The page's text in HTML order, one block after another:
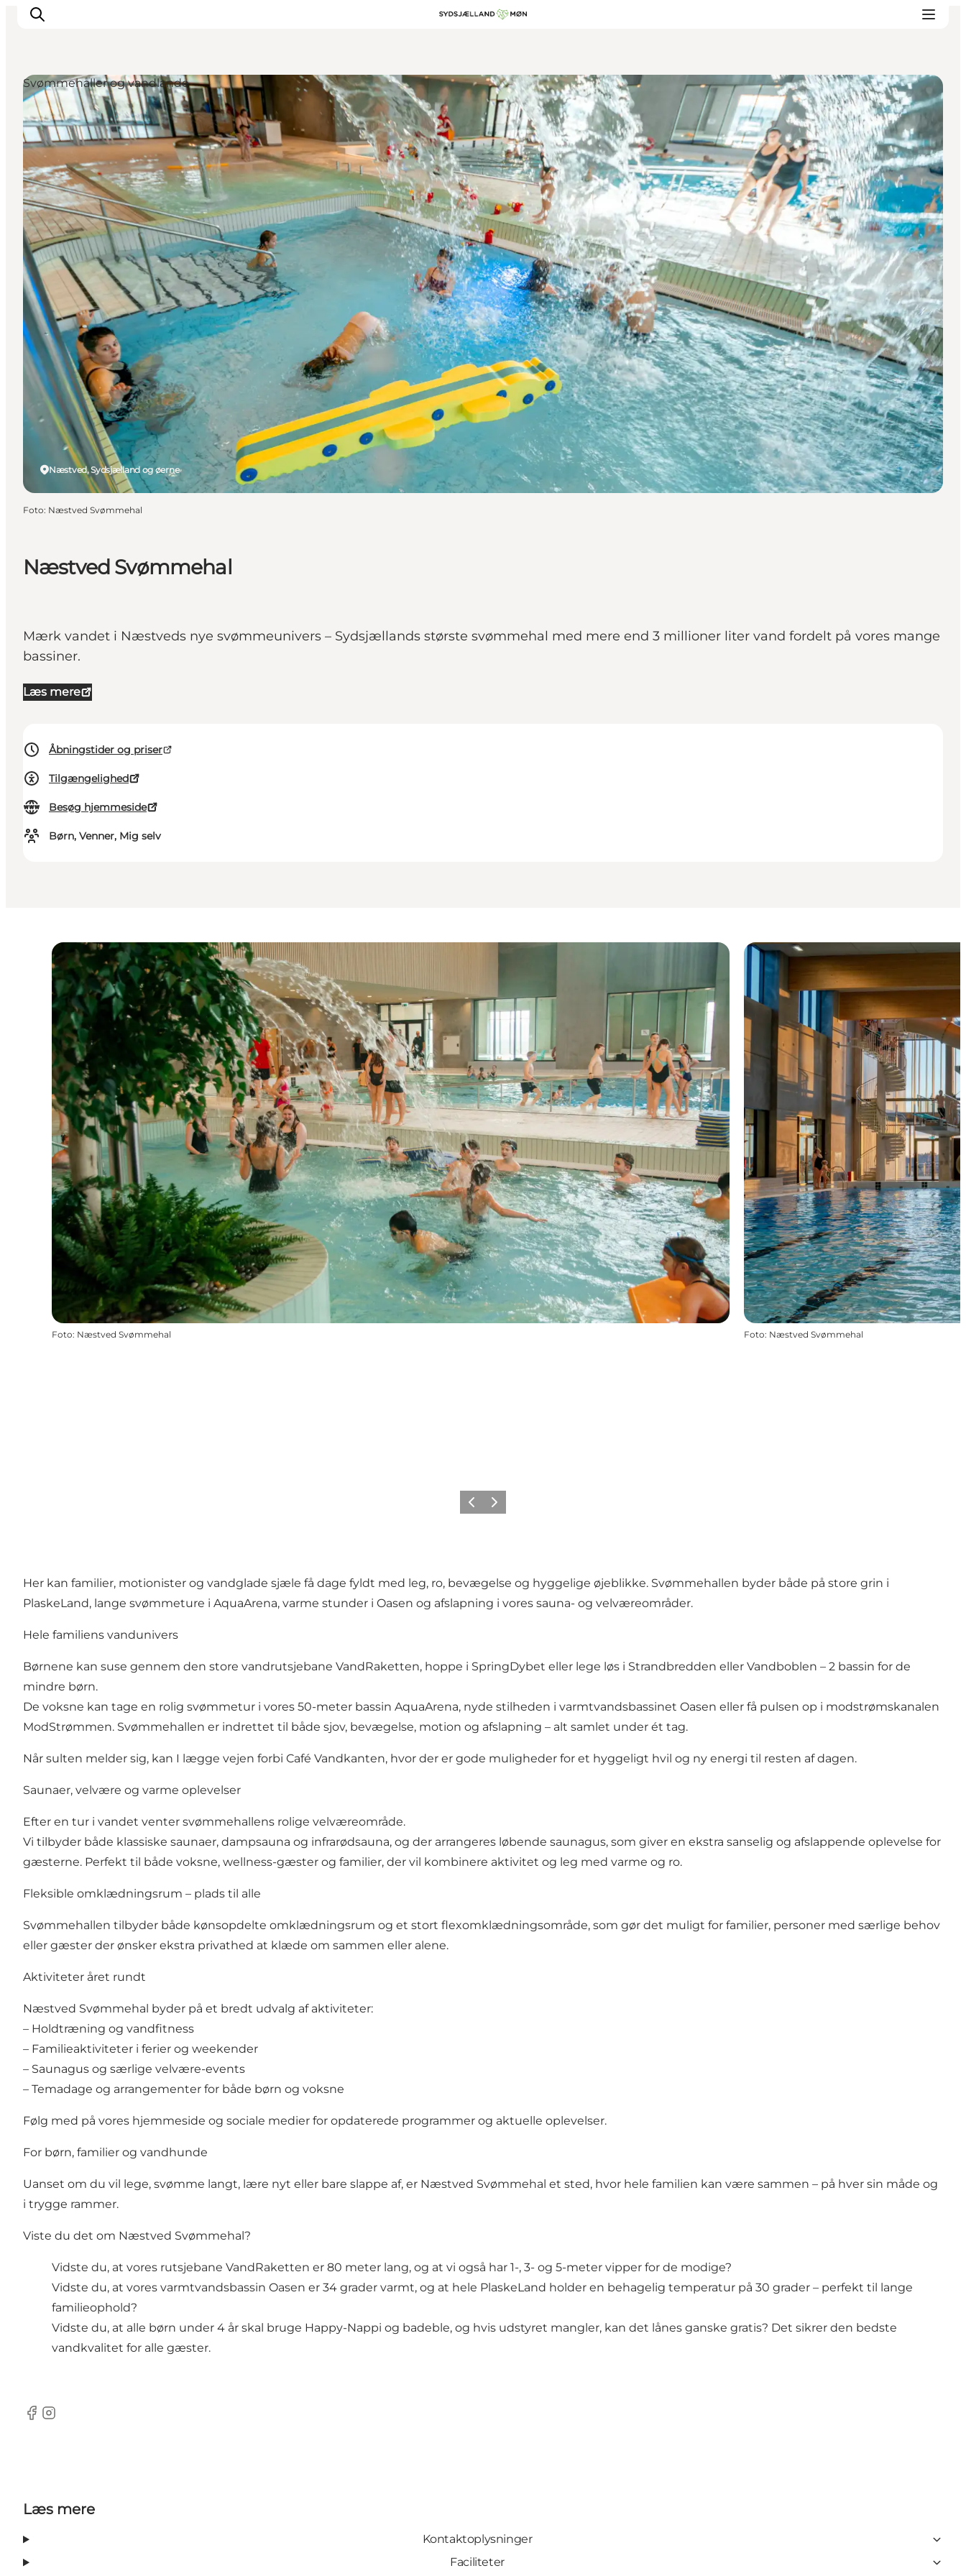
Oplev
Byer og steder
Events
Spis
Overnat
Planlæg din tur
Næstved Svømmehal
Mærk vandet i Næstveds nye svømmeunivers – Sydsjællands største svømmehal med mere end 3 millioner liter vand fordelt på vores mange
bassiner.
Læs mere
Åbningstider og priser
Tilgængelighed
Besøg hjemmeside
Børn, Venner, Mig selv
Næstved, Sydsjælland og øerne
Svømmehaller og vandlande
Foto: Næstved Svømmehal
Foto: Næstved Svømmehal Foto: Næstved Svømmehal
ForrigeNæste
Her kan familier, motionister og vandglade sjæle få dage fyldt med leg, ro, bevægelse og hyggelige øjeblikke. Svømmehallen byder både på store grin i
PlaskeLand, lange svømmeture i AquaArena, varme stunder i Oasen og afslapning i vores sauna- og velværeområder.
Hele familiens vandunivers
Børnene kan suse gennem den store vandrutsjebane VandRaketten, hoppe i SpringDybet eller lege løs i Strandbredden eller Vandboblen – 2 bassin for de
mindre børn.
De voksne kan tage en rolig svømmetur i vores 50-meter bassin AquaArena, nyde stilheden i varmtvandsbassinet Oasen eller få pulsen op i modstrømskanalen
ModStrømmen. Svømmehallen er indrettet til både sjov, bevægelse, motion og afslapning – alt samlet under ét tag.
Når sulten melder sig, kan I lægge vejen forbi Café Vandkanten, hvor der er gode muligheder for et hyggeligt hvil og ny energi til resten af dagen.
Saunaer, velvære og varme oplevelser
Efter en tur i vandet venter svømmehallens rolige velværeområde.
Vi tilbyder både klassiske saunaer, dampsauna og infrarødsauna, og der arrangeres løbende saunagus, som giver en ekstra sanselig og afslappende oplevelse for
gæsterne. Perfekt til både voksne, wellness-gæster og familier, der vil kombinere aktivitet og leg med varme og ro.
Fleksible omklædningsrum – plads til alle
Svømmehallen tilbyder både kønsopdelte omklædningsrum og et stort flexomklædningsområde, som gør det muligt for familier, personer med særlige behov
eller gæster der ønsker ekstra privathed at klæde om sammen eller alene.
Aktiviteter året rundt
Næstved Svømmehal byder på et bredt udvalg af aktiviteter:
– Holdtræning og vandfitness
– Familieaktiviteter i ferier og weekender
– Saunagus og særlige velvære-events
– Temadage og arrangementer for både børn og voksne
Følg med på vores hjemmeside og sociale medier for opdaterede programmer og aktuelle oplevelser.
For børn, familier og vandhunde
Uanset om du vil lege, svømme langt, lære nyt eller bare slappe af, er Næstved Svømmehal et sted, hvor hele familien kan være sammen – på hver sin måde og
i trygge rammer.
Viste du det om Næstved Svømmehal?
Vidste du, at vores rutsjebane VandRaketten er 80 meter lang, og at vi også har 1-, 3- og 5-meter vipper for de modige?
Vidste du, at vores varmtvandsbassin Oasen er 34 grader varmt, og at hele PlaskeLand holder en behagelig temperatur på 30 grader – perfekt til lange
familieophold?
Vidste du, at alle børn under 4 år skal bruge Happy-Nappi og badeble, og hvis udstyret mangler, kan det lånes ganske gratis? Det sikrer den bedste
vandkvalitet for alle gæster.
Facebook
Instagram
Læs mere
Kontaktoplysninger
Faciliteter